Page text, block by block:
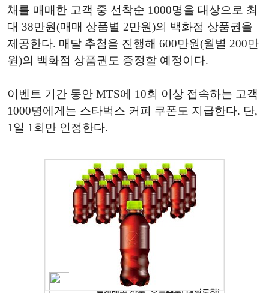
채를 매매한 고객 중 선착순 1000명을 대상으로 최
대 38만원(매매 상품별 2만원)의 백화점 상품권을
제공한다. 매달 추첨을 진행해 600만원(월별 200만
원)의 백화점 상품권도 증정할 예정이다.
이벤트 기간 동안 MTS에 10회 이상 접속하는 고객
1000명에게는 스타벅스 커피 쿠폰도 지급한다. 단,
1일 1회만 인정한다.